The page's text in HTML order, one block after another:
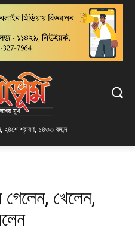
, ২৪শে শ্রাবণ, ১৪৩৩ বঙ্গাব্দ
গেলেন, খেলেন,